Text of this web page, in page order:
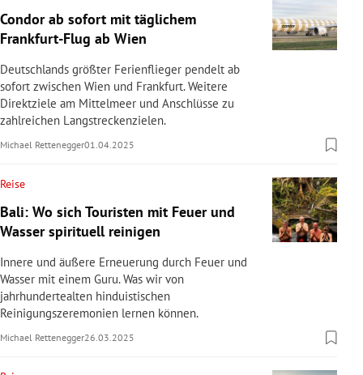
Condor ab sofort mit täglichem
Frankfurt-Flug ab Wien
Deutschlands größter Ferienflieger pendelt ab
sofort zwischen Wien und Frankfurt. Weitere
Direktziele am Mittelmeer und Anschlüsse zu
zahlreichen Langstreckenzielen.
Michael Rettenegger01.04.2025
Reise
Bali: Wo sich Touristen mit Feuer und
Wasser spirituell reinigen
Innere und äußere Erneuerung durch Feuer und
Wasser mit einem Guru. Was wir von
jahrhundertealten hinduistischen
Reinigungszeremonien lernen können.
Michael Rettenegger26.03.2025